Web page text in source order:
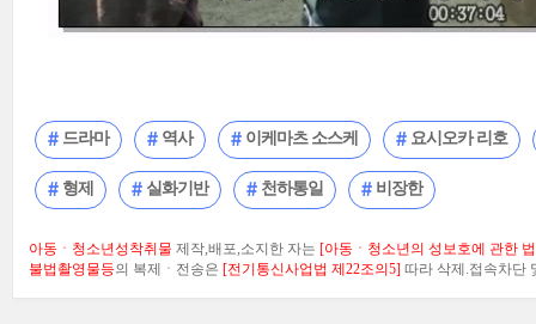
드라마 역사 이케마츠 소스케 요시오카 리호
형제 실화기반 천하통일 비장한
아동ㆍ청소년성착취물 제작,배포,소지한 자는 [아동ㆍ청소년의 성보호에 관한
불법촬영물등의 복제ㆍ전송은 [전기통신사업법 제22조의5] 따라 삭제.접속차단